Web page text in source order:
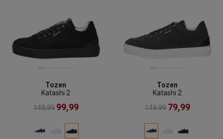
Tozen
Katashi 2
149,99 99,99
Tozen
Katashi 2
149,99 79,99